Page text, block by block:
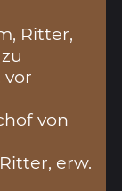
Ritter,
vor
von
erw.